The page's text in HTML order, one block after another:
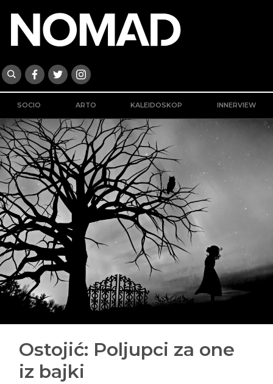
SOCIO ARTO KALEIDOSKOP INNERVIEW
Ostojić: Poljupci za one
iz bajki